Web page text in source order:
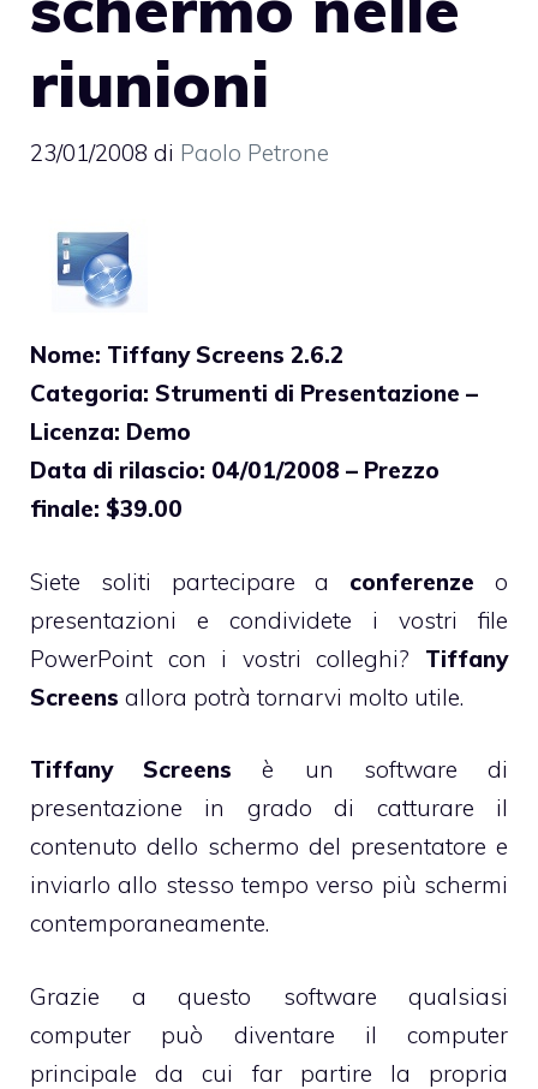
riunioni
23/01/2008 di Paolo Petrone
Nome: Tiffany Screens 2.6.2
Categoria: Strumenti di Presentazione –
Licenza: Demo
Data di rilascio: 04/01/2008 – Prezzo
finale: $39.00
Siete soliti partecipare a conferenze o
presentazioni e condividete i vostri file
PowerPoint con i vostri colleghi? Tiffany
Screens allora potrà tornarvi molto utile.
Tiffany Screensè un software di
presentazione in grado di catturare il
contenuto dello schermo del presentatore e
inviarlo allo stesso tempo verso più schermi
contemporaneamente.
Grazie a questo software qualsiasi
computer può diventare il computer
principale da cui far partire la propria